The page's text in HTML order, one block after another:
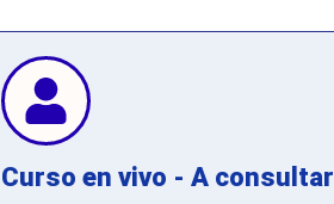
Curso en vivo - A consultar